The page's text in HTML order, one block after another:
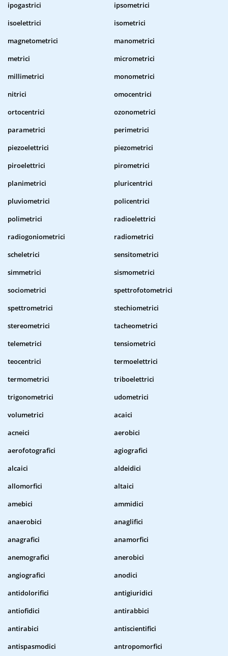
ipogastrici
ipsometrici
isoelettrici
isometrici
magnetometrici
manometrici
metrici
micrometrici
millimetrici
monometrici
nitrici
omocentrici
ortocentrici
ozonometrici
parametrici
perimetrici
piezoelettrici
piezometrici
piroelettrici
pirometrici
planimetrici
pluricentrici
pluviometrici
policentrici
polimetrici
radioelettrici
radiogoniometrici
radiometrici
scheletrici
sensitometrici
simmetrici
sismometrici
sociometrici
spettrofotometrici
spettrometrici
stechiometrici
stereometrici
tacheometrici
telemetrici
tensiometrici
teocentrici
termoelettrici
termometrici
triboelettrici
trigonometrici
udometrici
volumetrici
acaici
acneici
aerobici
aerofotografici
agiografici
alcaici
aldeidici
allomorfici
altaici
amebici
ammidici
anaerobici
anaglifici
anagrafici
anamorfici
anemografici
anerobici
angiografici
anodici
antidolorifici
antigiuridici
antiofidici
antirabbici
antirabici
antiscientifici
antispasmodici
antropomorfici